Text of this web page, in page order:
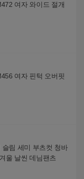
여자 와이드 절개
여자 핀턱 오버핏
림 세미 부츠컷 청바
울 날씬 데님팬츠